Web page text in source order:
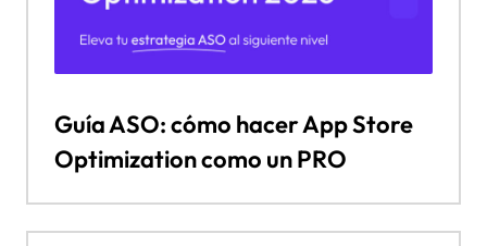
Guía ASO: cómo hacer App Store
Optimization como un PRO